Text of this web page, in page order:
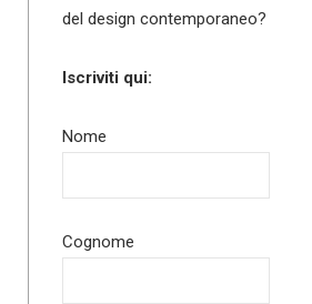
del design contemporaneo?
Iscriviti qui:
Nome
Cognome